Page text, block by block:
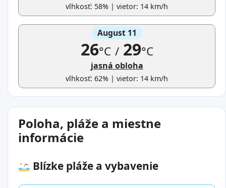
vlhkosť: 58% | vietor: 14 km/h
August 11
26°C /29°C
jasná obloha
vlhkosť: 62% | vietor: 14 km/h
Poloha, pláže a miestne
informácie
Blízke pláže a vybavenie